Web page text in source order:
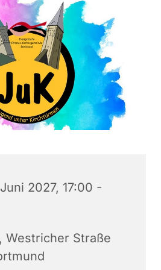
2027, 17:00 -
Westricher Straße